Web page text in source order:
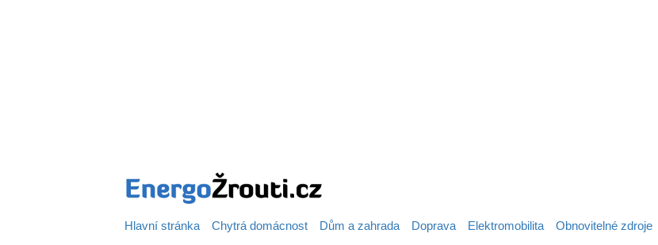
Hlavní stránka Chytrá domácnost Dům a zahrada Doprava Elektromobilita Obnovitelné zdroje